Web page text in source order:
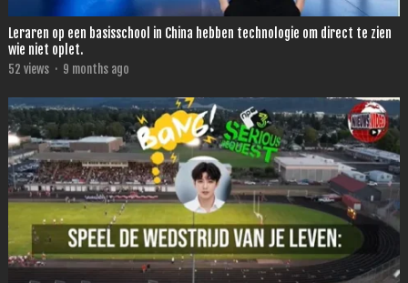
Leraren op een basisschool in China hebben technologie om direct te zien
wie niet oplet.
52 views · 9 months ago